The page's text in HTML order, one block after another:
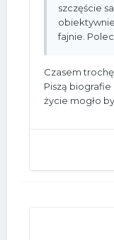
szczęście
fajnie.
Czasem
Piszą
życie mogło